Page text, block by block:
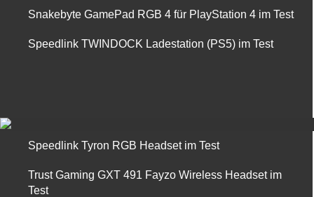
Snakebyte GamePad RGB 4 für PlayStation 4 im Test
Speedlink TWINDOCK Ladestation (PS5) im Test
Speedlink Tyron RGB Headset im Test
Trust Gaming GXT 491 Fayzo Wireless Headset im
Test